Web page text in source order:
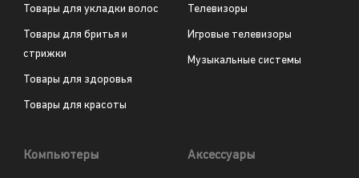
Товары для укладки волос
Товары для бритья и
стрижки
Товары для здоровья
Товары для красоты
Телевизоры
Игровые телевизоры
Музыкальные системы
Компьютеры Аксессуары